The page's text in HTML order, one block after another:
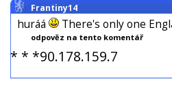
Frantiny14
huráá There's only one
odpověz na tento komentář
* * *90.178.159.7